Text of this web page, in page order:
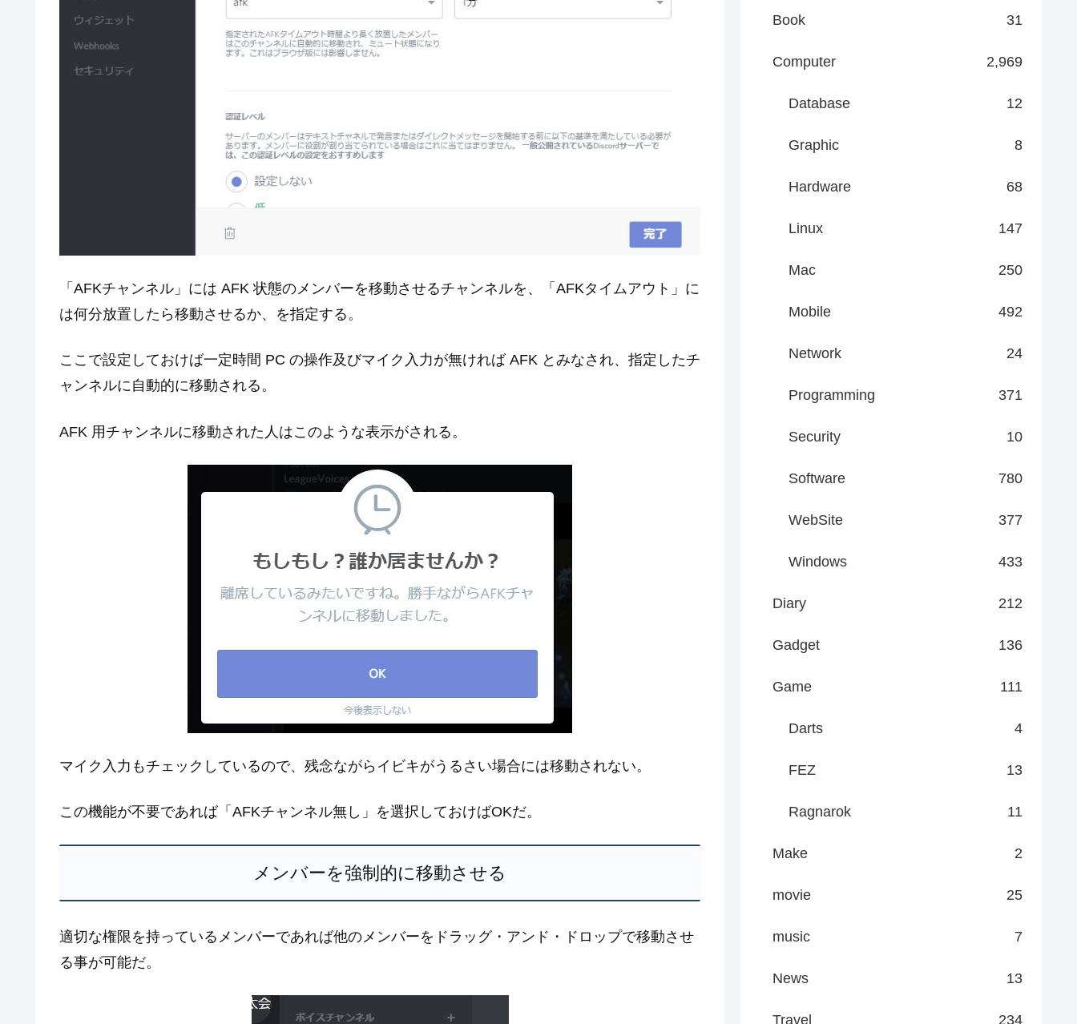
「AFKチャンネル」には AFK 状態のメンバーを移動させるチャンネルを、「AFKタイムアウト」に
は何分放置したら移動させるか、を指定する。
ここで設定しておけば一定時間 PC の操作及びマイク入力が無ければ AFK とみなされ、指定したチ
ャンネルに自動的に移動される。
AFK 用チャンネルに移動された人はこのような表示がされる。
マイク入力もチェックしているので、残念ながらイビキがうるさい場合には移動されない。
この機能が不要であれば「AFKチャンネル無し」を選択しておけばOKだ。
メンバーを強制的に移動させる
適切な権限を持っているメンバーであれば他のメンバーをドラッグ・アンド・ドロップで移動させ
る事が可能だ。
Book 31
Computer 2,969
Database 12
Graphic 8
Hardware 68
Linux 147
Mac 250
Mobile 492
Network 24
Programming 371
Security 10
Software 780
WebSite 377
Windows 433
Diary 212
Gadget 136
Game 111
Darts 4
FEZ 13
Ragnarok 11
Make 2
movie 25
music 7
News 13
Travel 234